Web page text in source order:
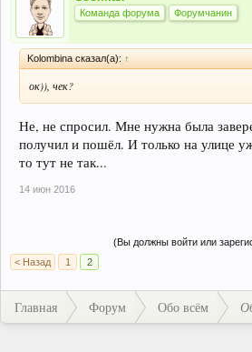
Команда форума Форумчанин
Kolombina сказал(а): ↑
ок)), чек?
Не, не спросил. Мне нужна была
получил и пошёл. И только на улице
то тут не так...
14 июн 2016
(Вы должны войти или
< Назад
1 2
Главная Форум Обо всём